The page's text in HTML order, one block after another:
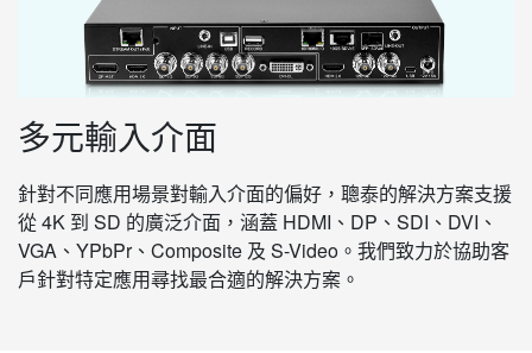
多元輸入介面
針對不同應用場景對輸入介面的偏好，聰泰的解決方案支援
從 4K 到 SD 的廣泛介面，涵蓋 HDMI、DP、SDI、DVI、
VGA、YPbPr、Composite 及 S-Video。我們致力於協助客
戶針對特定應用尋找最合適的解決方案。